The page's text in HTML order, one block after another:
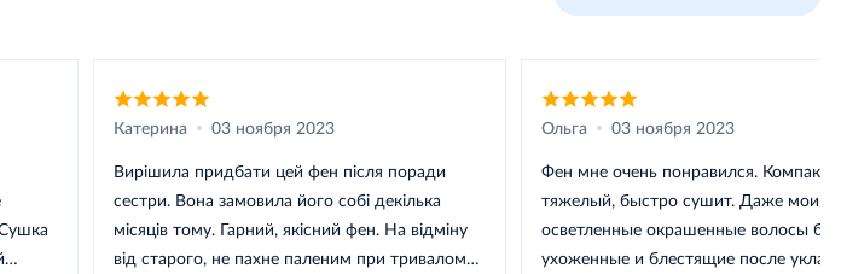
Катерина 03 ноября 2023
Вирішила придбати цей фен після поради
сестри. Вона замовила його собі декілька
місяців тому. Гарний, якісний фен. На відміну
від старого, не пахне паленим при тривалому
Ольга 03 ноября 2023
Фен мне очень понравился. Компактный, не
тяжелый, быстро сушит. Даже мои
осветленные окрашенные волосы
ухоженные и блестящие после